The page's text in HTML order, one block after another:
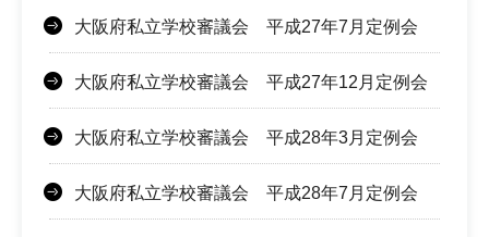
大阪府私立学校審議会 平成27年7月定例会
大阪府私立学校審議会 平成27年12月定例会
大阪府私立学校審議会 平成28年3月定例会
大阪府私立学校審議会 平成28年7月定例会